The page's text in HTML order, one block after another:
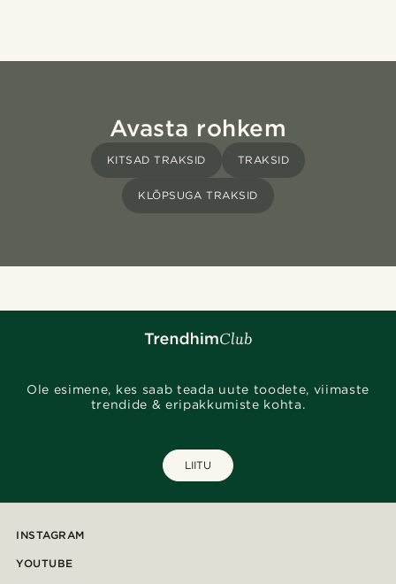
Avasta rohkem
KITSAD TRAKSID TRAKSID
KLÕPSUGA TRAKSID
Ole esimene, kes saab teada uute toodete, viimaste
trendide & eripakkumiste kohta.
LIITU
INSTAGRAM
YOUTUBE